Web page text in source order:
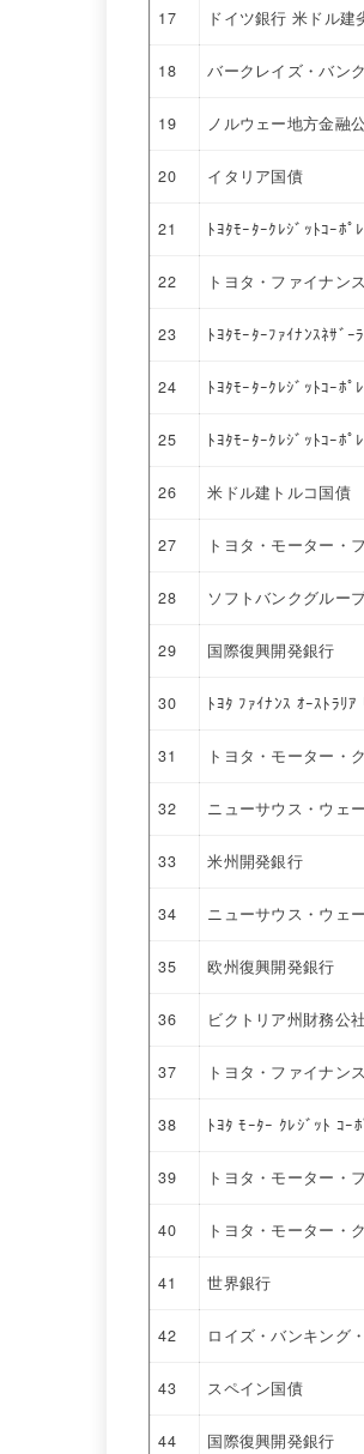
17 ドイツ銀行 米ドル
18 バークレイズ・バン
19 ノルウェー地方金融
20 イタリア国債
21 ﾄﾖﾀﾓｰﾀｰｸﾚｼﾞｯﾄｺｰﾎﾟ
22 トヨタ・ファイナン
23 ﾄﾖﾀﾓｰﾀｰﾌｧｲﾅﾝｽﾈｻﾞ
24 ﾄﾖﾀﾓｰﾀｰｸﾚｼﾞｯﾄｺｰﾎﾟ
25 ﾄﾖﾀﾓｰﾀｰｸﾚｼﾞｯﾄｺｰﾎﾟ
26 米ドル建トルコ国債
27 トヨタ・モーター・
28 ソフトバンクグルー
29 国際復興開発銀行
30 ﾄﾖﾀ ﾌｧｲﾅﾝｽ ｵｰｽﾄﾗﾘｱ
31 トヨタ・モーター・
32 ニューサウス・ウェ
33 米州開発銀行
34 ニューサウス・ウェ
35 欧州復興開発銀行
36 ビクトリア州財務公社
37 トヨタ・ファイナン
38 ﾄﾖﾀ ﾓｰﾀｰ ｸﾚｼﾞｯﾄ ｺｰ
39 トヨタ・モーター・
40 トヨタ・モーター・
41 世界銀行
42 ロイズ・バンキン
43 スペイン国債
44 国際復興開発銀行